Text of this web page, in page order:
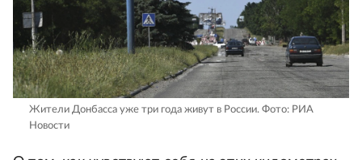
Жители Донбасса уже три года живут в России. Фото: РИА
Новости